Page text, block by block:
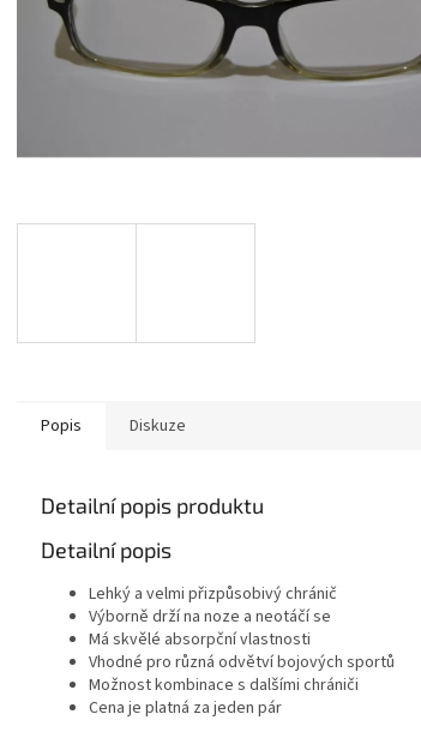
Popis Diskuze
Detailní popis produktu
Detailní popis
Lehký a velmi přizpůsobivý chránič
Výborně drží na noze a neotáčí se
Má skvělé absorpční vlastnosti
Vhodné pro různá odvětví bojových sportů
Možnost kombinace s dalšími chrániči
Cena je platná za jeden pár